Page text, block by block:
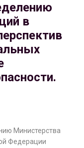
в
Министерства
Федерации